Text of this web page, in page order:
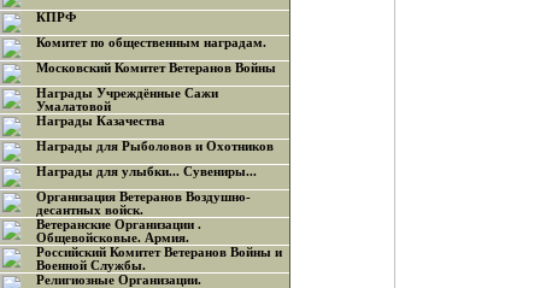
КПРФ
Комитет по общественным наградам.
Московский Комитет Ветеранов Войны
Награды Учреждённые Сажи
Умалатовой
Награды Казачества
Награды для Рыболовов и Охотников
Награды для улыбки... Сувениры...
Организация Ветеранов Воздушно-
десантных войск.
Ветеранские Организации .
Общевойсковые. Армия.
Российский Комитет Ветеранов Войны и
Военной Службы.
Религиозные Организации.